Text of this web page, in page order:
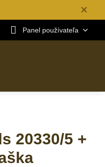
✕
Panel používateľa
20330/5 +